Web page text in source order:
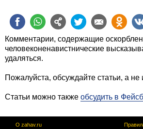
Комментарии, содержащие
человеконенавистнические
удаляться.
Пожалуйста, обсуждайте статьи, а не
Статьи можно также обсудить в
О zahav.ru